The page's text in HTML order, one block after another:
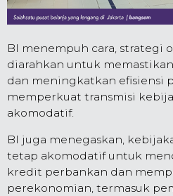
BI menempuh cara, strategi
diarahkan untuk
dan meningkatkan efisiensi
memperkuat transmisi
akomodatif.
BI juga menegaskan,
tetap akomodatif untuk
kredit perbankan dan
perekonomian, termasuk